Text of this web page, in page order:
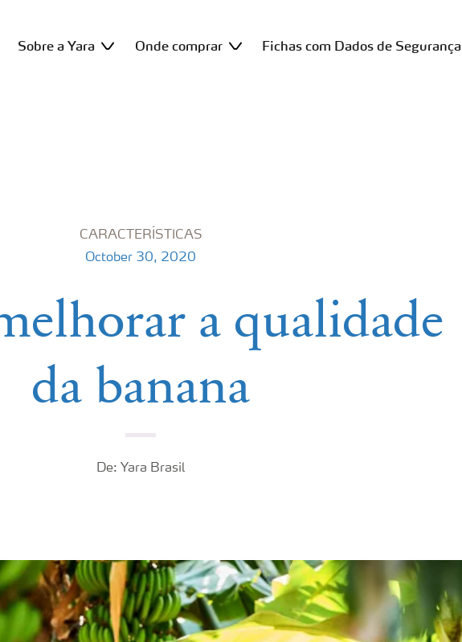
Sobre a Yara Onde comprar Fichas com Dados de Segurança
CARACTERÍSTICAS
October 30, 2020
a qualidade
da banana
De: Yara Brasil